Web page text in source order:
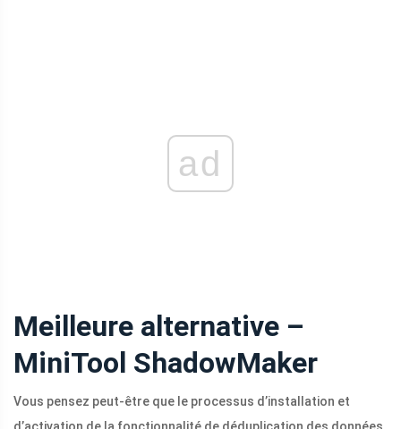
ad
Meilleure alternative –
MiniTool ShadowMaker
Vous pensez peut-être que le processus d’installation et